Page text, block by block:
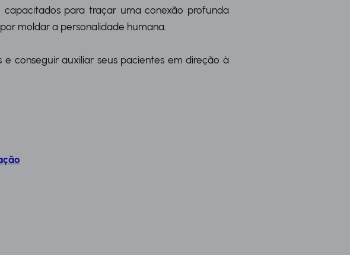
para traçar uma conexão profunda
moldar a personalidade humana.
conseguir auxiliar seus pacientes em direção à